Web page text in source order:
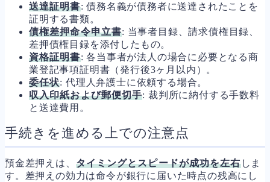
送達証明書: 債務名義が債務者に送達されたことを
証明する書類。
債権差押命令申立書: 当事者目録、請求債権目録、
差押債権目録を添付したもの。
資格証明書: 各当事者が法人の場合に必要となる商
業登記事項証明書（発行後3ヶ月以内）。
委任状: 代理人弁護士に依頼する場合。
収入印紙および郵便切手: 裁判所に納付する手数料
と送達費用。
手続きを進める上での注意点
預金差押えは、 タイミングとスピードが成功を左右しま
す。差押えの効力は命令が銀行に届いた時点の残高にし